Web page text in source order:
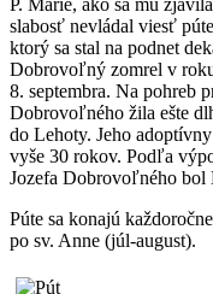
slabosť nevládal viesť
ktorý sa stal na podnet
Dobrovoľný zomrel v
8. septembra. Na pohreb
Dobrovoľného žila ešte
do Lehoty. Jeho
vyše 30 rokov. Podľa
Jozefa Dobrovoľného
Púte sa konajú
po sv. Anne (júl-august).